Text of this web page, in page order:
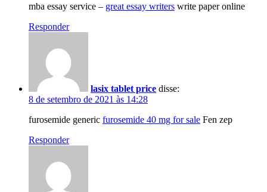
mba essay service – great essay writers write paper online
Responder
lasix tablet price disse:
8 de setembro de 2021 às 14:28
furosemide generic furosemide 40 mg for sale Fen zep
Responder